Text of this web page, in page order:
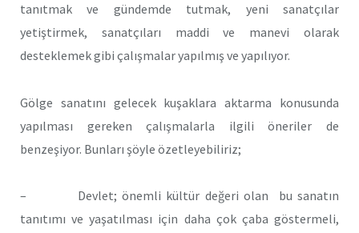
tanıtmak ve gündemde tutmak, yeni sanatçılar
yetiştirmek, sanatçıları maddi ve manevi olarak
desteklemek gibi çalışmalar yapılmış ve yapılıyor.
Gölge sanatını gelecek kuşaklara aktarma konusunda
yapılması gereken çalışmalarla ilgili öneriler de
benzeşiyor. Bunları şöyle özetleyebiliriz;
– Devlet; önemli kültür değeri olan bu sanatın
tanıtımı ve yaşatılması için daha çok çaba göstermeli,